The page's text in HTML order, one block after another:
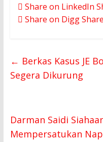
Share on LinkedIn
Share on DiggShare
← Berkas Kasus JE
Segera Dikurung
Darman Saidi
Mempersatukan